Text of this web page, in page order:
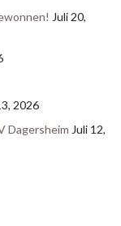
Juli 20,
2026
Dagersheim Juli 12,